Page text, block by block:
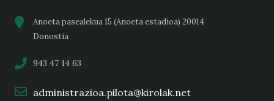
Anoeta pasealekua 15 (Anoeta estadioa) 20014
Donostia
943 47 14 63
administrazioa.pilota@kirolak.net